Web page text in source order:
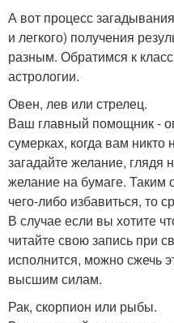
А вот процесс
и легкого) получения
разным. Обратимся к
астрологии.
Овен, лев или стрелец.
Ваш главный помощник -
сумерках, когда вам
загадайте желание,
желание на бумаге. Таким
чего-либо избавиться, то
В случае если вы хотите
читайте свою запись при
исполнится, можно сжечь
высшим силам.
Рак, скорпион или рыбы.